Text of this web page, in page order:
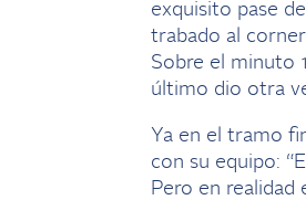
exquisito pase
trabado al
Sobre el minuto
último dio otra
Ya en el tramo
con su equipo:
Pero en